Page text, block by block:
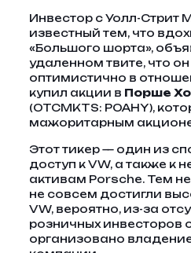
Инвестор с Уолл-Стрит
известный тем, что
«Большого шорта»,
удаленном твите, что
оптимистично в
купил акции в Порше
(OTCMKTS: POAHY),
мажоритарным
Этот тикер — один из
доступ к VW, а также к
активам Porsche. Тем
не совсем достигли
VW, вероятно, из-за
розничных инвесторов
организовано